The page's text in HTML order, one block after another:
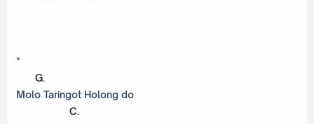
*
G.
Molo Taringot Holong do
C.